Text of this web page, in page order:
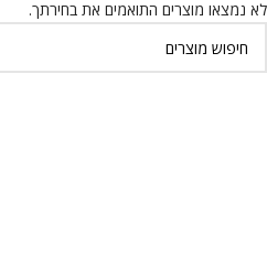
לא נמצאו מוצרים התואמים את בחירתך.